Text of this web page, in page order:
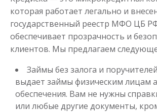
Сумма до
Срок от 1
Получить
которая работает легально и
государственный реестр МФО ЦБ
обеспечивает прозрачность и
клиентов. Мы предлагаем
Займы без залога и
выдает займы физическим лицам
обеспечения. Вам не нужны
или любые другие документы,